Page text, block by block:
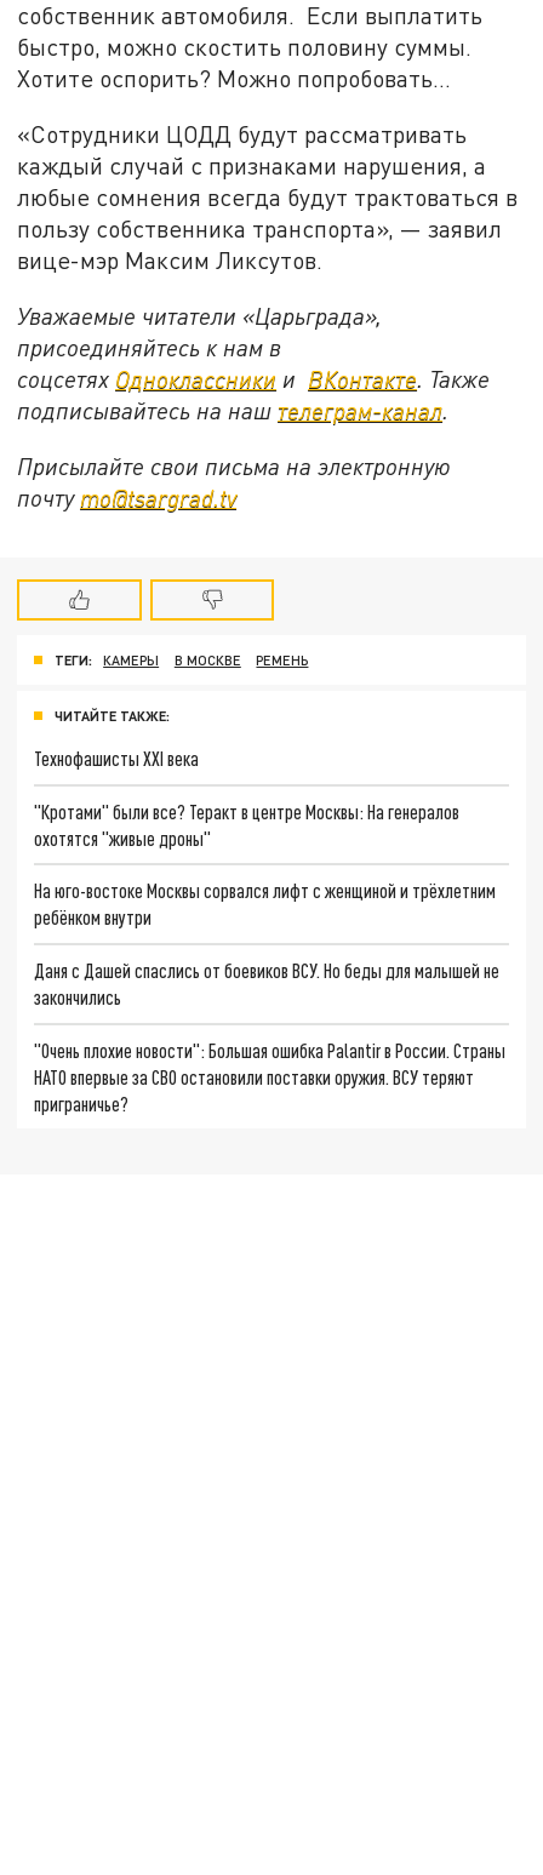
собственник автомобиля. Если выплатить
быстро, можно скостить половину суммы.
Хотите оспорить? Можно попробовать…
«Сотрудники ЦОДД будут рассматривать
каждый случай с признаками нарушения, а
любые сомнения всегда будут трактоваться в
пользу собственника транспорта», — заявил
вице-мэр Максим Ликсутов.
Уважаемые читатели «Царьграда»,
присоединяйтесь к нам в
соцсетях Одноклассники и ВКонтакте. Также
подписывайтесь на наш телеграм-канал.
Присылайте свои письма на электронную
почту mo@tsargrad.tv
ТЕГИ: КАМЕРЫ В МОСКВЕ РЕМЕНЬ
ЧИТАЙТЕ ТАКЖЕ:
Технофашисты XXI века
"Кротами" были все? Теракт в центре Москвы: На генералов
охотятся "живые дроны"
На юго-востоке Москвы сорвался лифт с женщиной и трёхлетним
ребёнком внутри
Даня с Дашей спаслись от боевиков ВСУ. Но беды для малышей не
закончились
"Очень плохие новости": Большая ошибка Palantir в России. Страны
НАТО впервые за СВО остановили поставки оружия. ВСУ теряют
приграничье?